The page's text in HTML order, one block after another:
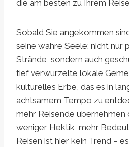
die am besten zu Ihrem
Sobald Sie angekommen
seine wahre Seele: nicht nur
Strände, sondern auch
tief verwurzelte lokale
kulturelles Erbe, das es in
achtsamem Tempo zu
mehr Reisende übernehmen
weniger Hektik, mehr
Reisen ist hier kein Trend –